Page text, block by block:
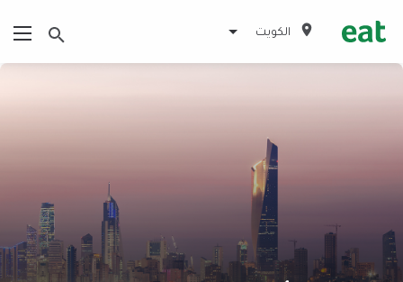
الكويت